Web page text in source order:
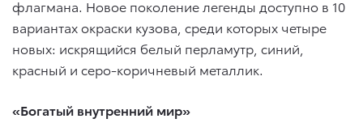
флагмана. Новое поколение легенды доступно в 10
вариантах окраски кузова, среди которых четыре
новых: искрящийся белый перламутр, синий,
красный и серо-коричневый металлик.
«Богатый внутренний мир»